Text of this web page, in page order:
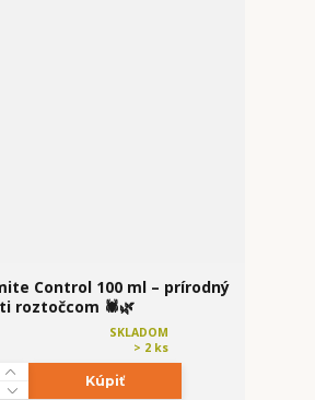
Control 100 ml – prírodný
roztočcom 🕷️🌿
SKLADOM
> 2 ks
Kúpiť